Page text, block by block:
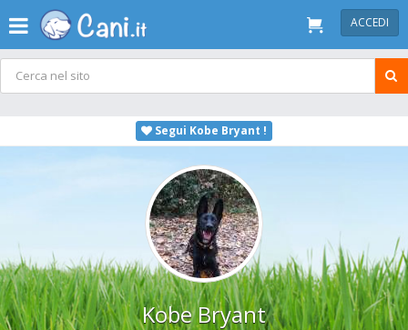
ACCEDI
Segui Kobe Bryant !
Kobe Bryant